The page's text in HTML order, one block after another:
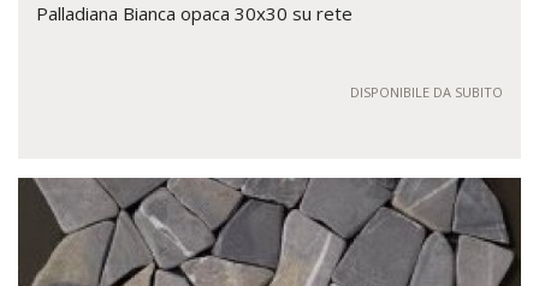
Palladiana Bianca opaca 30x30 su rete
DISPONIBILE DA SUBITO